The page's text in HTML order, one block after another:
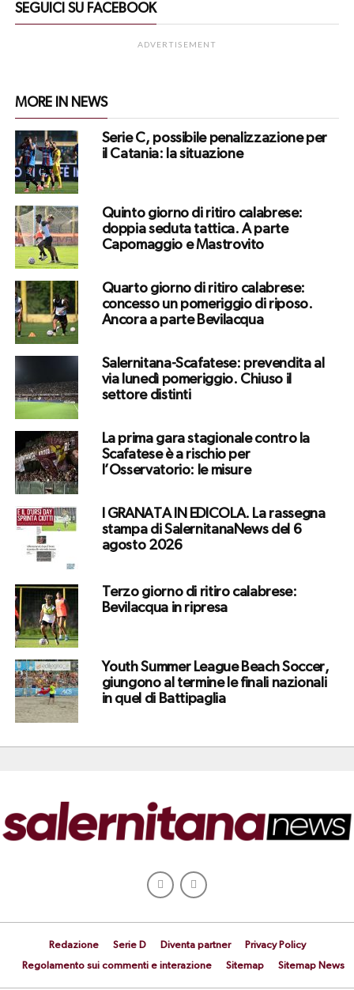
SEGUICI SU FACEBOOK
ADVERTISEMENT
MORE IN NEWS
Serie C, possibile penalizzazione per
il Catania: la situazione
Quinto giorno di ritiro calabrese:
doppia seduta tattica. A parte
Capomaggio e Mastrovito
Quarto giorno di ritiro calabrese:
concesso un pomeriggio di riposo.
Ancora a parte Bevilacqua
Salernitana-Scafatese: prevendita al
via lunedì pomeriggio. Chiuso il
settore distinti
La prima gara stagionale contro la
Scafatese è a rischio per
l’Osservatorio: le misure
I GRANATA IN EDICOLA. La rassegna
stampa di SalernitanaNews del 6
agosto 2026
Terzo giorno di ritiro calabrese:
Bevilacqua in ripresa
Youth Summer League Beach Soccer,
giungono al termine le finali nazionali
in quel di Battipaglia
Redazione Serie D Diventa partner
Privacy Policy
Regolamento sui commenti e interazione
Sitemap Sitemap News